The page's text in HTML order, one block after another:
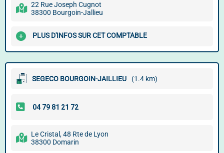
22 Rue Joseph Cugnot
38300 Bourgoin-Jallieu
PLUS D'INFOS SUR CET COMPTABLE
SEGECO BOURGOIN-JAILLIEU (1.4 km)
Le Cristal, 48 Rte de Lyon
38300 Domarin